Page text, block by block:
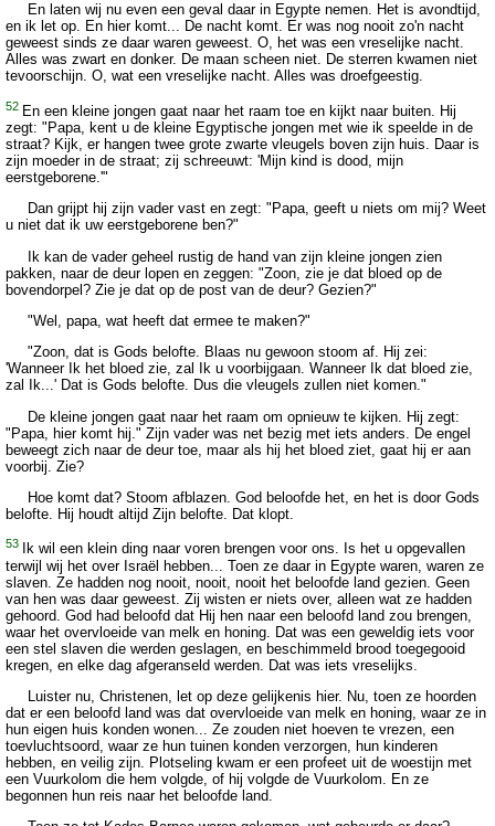
En laten wij nu even een geval daar in Egypte nemen. Het is avondtijd,
en ik let op. En hier komt... De nacht komt. Er was nog nooit zo'n nacht
geweest sinds ze daar waren geweest. O, het was een vreselijke nacht.
Alles was zwart en donker. De maan scheen niet. De sterren kwamen niet
tevoorschijn. O, wat een vreselijke nacht. Alles was droefgeestig.
52 En een kleine jongen gaat naar het raam toe en kijkt naar buiten. Hij
zegt: "Papa, kent u de kleine Egyptische jongen met wie ik speelde in de
straat? Kijk, er hangen twee grote zwarte vleugels boven zijn huis. Daar is
zijn moeder in de straat; zij schreeuwt: 'Mijn kind is dood, mijn
eerstgeborene.'"
Dan grijpt hij zijn vader vast en zegt: "Papa, geeft u niets om mij? Weet
u niet dat ik uw eerstgeborene ben?"
Ik kan de vader geheel rustig de hand van zijn kleine jongen zien
pakken, naar de deur lopen en zeggen: "Zoon, zie je dat bloed op de
bovendorpel? Zie je dat op de post van de deur? Gezien?"
"Wel, papa, wat heeft dat ermee te maken?"
"Zoon, dat is Gods belofte. Blaas nu gewoon stoom af. Hij zei:
'Wanneer Ik het bloed zie, zal Ik u voorbijgaan. Wanneer Ik dat bloed zie,
zal Ik...' Dat is Gods belofte. Dus die vleugels zullen niet komen."
De kleine jongen gaat naar het raam om opnieuw te kijken. Hij zegt:
"Papa, hier komt hij." Zijn vader was net bezig met iets anders. De engel
beweegt zich naar de deur toe, maar als hij het bloed ziet, gaat hij er aan
voorbij. Zie?
Hoe komt dat? Stoom afblazen. God beloofde het, en het is door Gods
belofte. Hij houdt altijd Zijn belofte. Dat klopt.
53
Ik wil een klein ding naar voren brengen voor ons. Is het u opgevallen
terwijl wij het over Israël hebben... Toen ze daar in Egypte waren, waren ze
slaven. Ze hadden nog nooit, nooit, nooit het beloofde land gezien. Geen
van hen was daar geweest. Zij wisten er niets over, alleen wat ze hadden
gehoord. God had beloofd dat Hij hen naar een beloofd land zou brengen,
waar het overvloeide van melk en honing. Dat was een geweldig iets voor
een stel slaven die werden geslagen, en beschimmeld brood toegegooid
kregen, en elke dag afgeranseld werden. Dat was iets vreselijks.
Luister nu, Christenen, let op deze gelijkenis hier. Nu, toen ze hoorden
dat er een beloofd land was dat overvloeide van melk en honing, waar ze in
hun eigen huis konden wonen... Ze zouden niet hoeven te vrezen, een
toevluchtsoord, waar ze hun tuinen konden verzorgen, hun kinderen
hebben, en veilig zijn. Plotseling kwam er een profeet uit de woestijn met
een Vuurkolom die hem volgde, of hij volgde de Vuurkolom. En ze
begonnen hun reis naar het beloofde land.